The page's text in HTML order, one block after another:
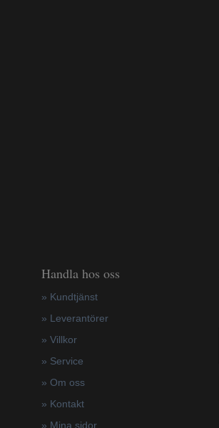
Handla hos oss
» Kundtjänst
» Leverantörer
» Villkor
» Service
» Om oss
» Kontakt
» Mina sidor